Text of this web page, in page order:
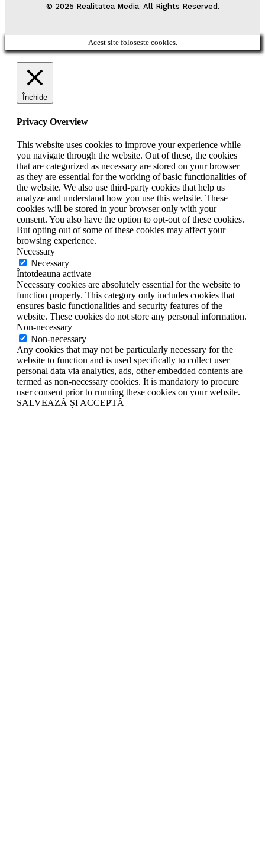
© 2025 Realitatea Media. All Rights Reserved.
Acest site foloseste cookies.
Închide
Privacy Overview
This website uses cookies to improve your experience while
you navigate through the website. Out of these, the cookies
that are categorized as necessary are stored on your browser
as they are essential for the working of basic functionalities of
the website. We also use third-party cookies that help us
analyze and understand how you use this website. These
cookies will be stored in your browser only with your
consent. You also have the option to opt-out of these cookies.
But opting out of some of these cookies may affect your
browsing experience.
Necessary
Necessary
Întotdeauna activate
Necessary cookies are absolutely essential for the website to
function properly. This category only includes cookies that
ensures basic functionalities and security features of the
website. These cookies do not store any personal information.
Non-necessary
Non-necessary
Any cookies that may not be particularly necessary for the
website to function and is used specifically to collect user
personal data via analytics, ads, other embedded contents are
termed as non-necessary cookies. It is mandatory to procure
user consent prior to running these cookies on your website.
SALVEAZĂ ȘI ACCEPTĂ